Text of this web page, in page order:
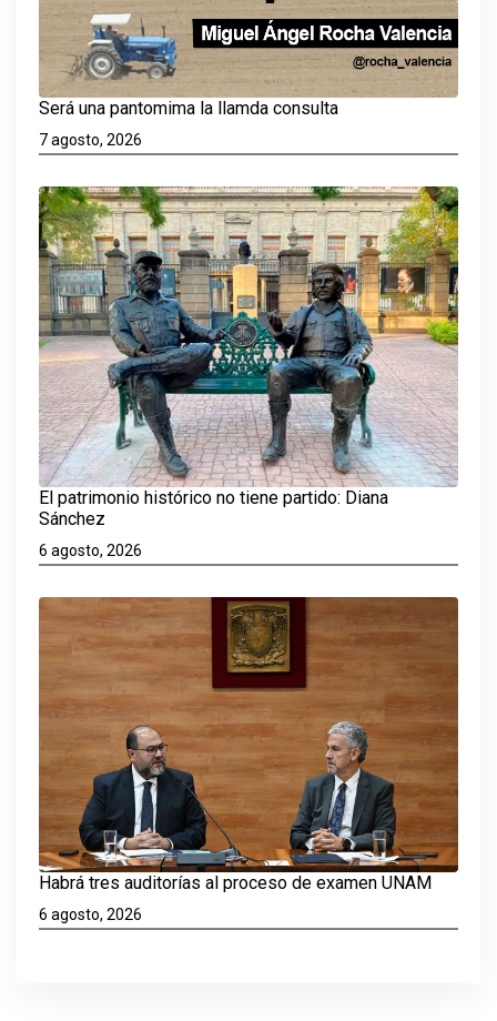
Será una pantomima la llamda consulta
7 agosto, 2026
El patrimonio histórico no tiene partido: Diana
Sánchez
6 agosto, 2026
Habrá tres auditorías al proceso de examen UNAM
6 agosto, 2026